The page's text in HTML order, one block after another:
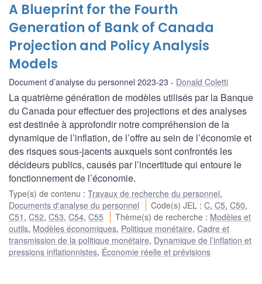
A Blueprint for the Fourth
Generation of Bank of Canada
Projection and Policy Analysis
Models
Document d’analyse du personnel 2023-23 Donald Coletti
La quatrième génération de modèles utilisés par la Banque
du Canada pour effectuer des projections et des analyses
est destinée à approfondir notre compréhension de la
dynamique de l’inflation, de l’offre au sein de l’économie et
des risques sous-jacents auxquels sont confrontés les
décideurs publics, causés par l’incertitude qui entoure le
fonctionnement de l’économie.
Type(s) de contenu : Travaux de recherche du personnel,
Documents d'analyse du personnel
Code(s) JEL :C,C5,C50,
C51 , C52, C53, C54, C55 Thème(s) de recherche : Modèles et
outils, Modèles économiques, Politique monétaire, Cadre et
transmission de la politique monétaire, Dynamique de l’inflation et
pressions inflationnistes, Économie réelle et prévisions